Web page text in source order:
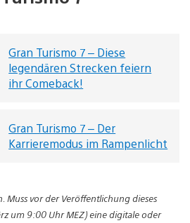
Gran Turismo 7 – Diese
legendären Strecken feiern
ihr Comeback!
Gran Turismo 7 – Der
Karrieremodus im Rampenlicht
Muss vor der Veröffentlichung dieses
um 9:00 Uhr MEZ) eine digitale oder